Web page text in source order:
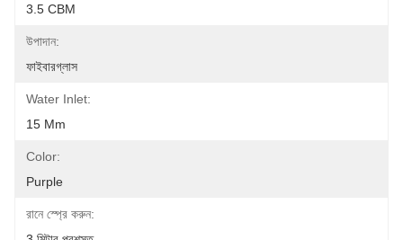
3.5 CBM
উপাদান:
ফাইবারগ্লাস
Water Inlet:
15 Mm
Color:
Purple
রানে স্প্রে করুন: